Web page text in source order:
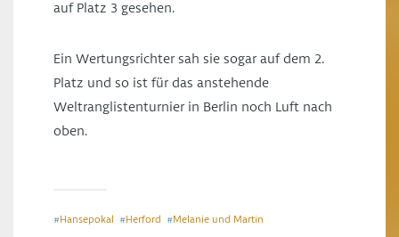
auf Platz 3 gesehen.
Ein Wertungsrichter sah sie sogar auf dem 2.
Platz und so ist für das anstehende
Weltranglistenturnier in Berlin noch Luft nach
oben.
#Hansepokal #Herford #Melanie und Martin